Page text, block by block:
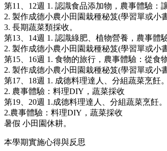
第11、12週 1. 認識食品添加物，農事體驗：
2. 製作成德小農小田園栽種秘笈(學習單或小
3. 長期蔬菜類採收。
第13、14週 1. 認識綠肥、植物營養，農事體
2. 製作成德小農小田園栽種秘笈(學習單或小
第15、16週 1. 食物的旅行，農事體驗：從食
2. 製作成德小農小田園栽種秘笈(學習單或小
第17、18週 1. 成德料理達人、分組蔬菜烹飪。
2. 農事體驗：料理DIY，蔬菜採收
第19、20週 1.成德料理達人、分組蔬菜烹飪。
2.農事體驗：料理DIY，蔬菜採收
暑假 小田園休耕。
本學期實施心得與反思